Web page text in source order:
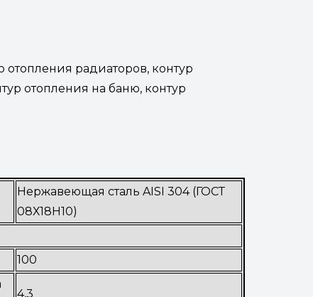
отопления радиаторов, контур
отопления на баню, контур
Нержавеющая сталь AISI 304 (ГОСТ
08Х18Н10)
100
4,3